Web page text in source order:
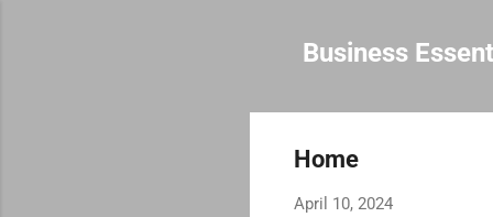
Business
Home
April 10, 2024